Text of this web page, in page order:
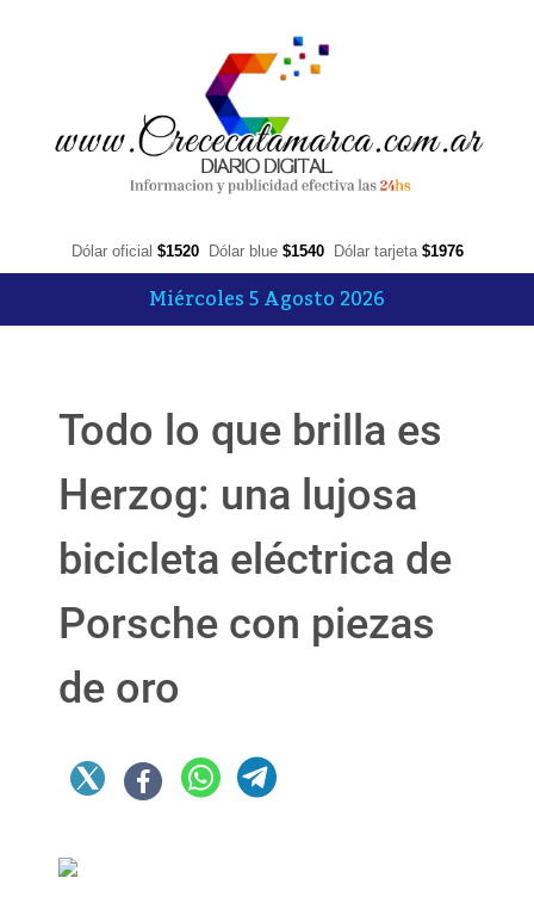
Dólar oficial $1520 Dólar blue $1540 Dólar tarjeta $1976
Miércoles 5 Agosto 2026
Todo lo que brilla es
Herzog: una lujosa
bicicleta eléctrica de
Porsche con piezas
de oro